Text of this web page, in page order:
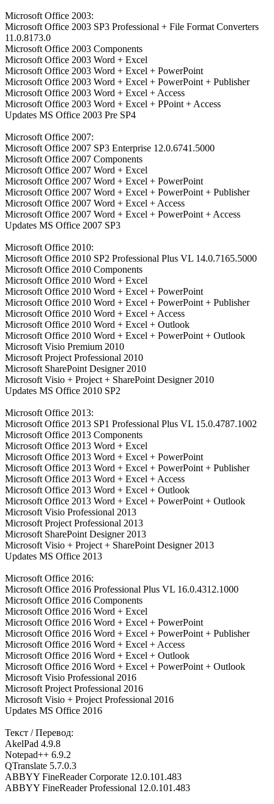
Microsoft Office 2003:
Microsoft Office 2003 SP3 Professional + File Format Converters
11.0.8173.0
Microsoft Office 2003 Components
Microsoft Office 2003 Word + Excel
Microsoft Office 2003 Word + Excel + PowerPoint
Microsoft Office 2003 Word + Excel + PowerPoint + Publisher
Microsoft Office 2003 Word + Excel + Access
Microsoft Office 2003 Word + Excel + PPoint + Access
Updates MS Office 2003 Pre SP4
Microsoft Office 2007:
Microsoft Office 2007 SP3 Enterprise 12.0.6741.5000
Microsoft Office 2007 Components
Microsoft Office 2007 Word + Excel
Microsoft Office 2007 Word + Excel + PowerPoint
Microsoft Office 2007 Word + Excel + PowerPoint + Publisher
Microsoft Office 2007 Word + Excel + Access
Microsoft Office 2007 Word + Excel + PowerPoint + Access
Updates MS Office 2007 SP3
Microsoft Office 2010:
Microsoft Office 2010 SP2 Professional Plus VL 14.0.7165.5000
Microsoft Office 2010 Components
Microsoft Office 2010 Word + Excel
Microsoft Office 2010 Word + Excel + PowerPoint
Microsoft Office 2010 Word + Excel + PowerPoint + Publisher
Microsoft Office 2010 Word + Excel + Access
Microsoft Office 2010 Word + Excel + Outlook
Microsoft Office 2010 Word + Excel + PowerPoint + Outlook
Microsoft Visio Premium 2010
Microsoft Project Professional 2010
Microsoft SharePoint Designer 2010
Microsoft Visio + Project + SharePoint Designer 2010
Updates MS Office 2010 SP2
Microsoft Office 2013:
Microsoft Office 2013 SP1 Professional Plus VL 15.0.4787.1002
Microsoft Office 2013 Components
Microsoft Office 2013 Word + Excel
Microsoft Office 2013 Word + Excel + PowerPoint
Microsoft Office 2013 Word + Excel + PowerPoint + Publisher
Microsoft Office 2013 Word + Excel + Access
Microsoft Office 2013 Word + Excel + Outlook
Microsoft Office 2013 Word + Excel + PowerPoint + Outlook
Microsoft Visio Professional 2013
Microsoft Project Professional 2013
Microsoft SharePoint Designer 2013
Microsoft Visio + Project + SharePoint Designer 2013
Updates MS Office 2013
Microsoft Office 2016:
Microsoft Office 2016 Professional Plus VL 16.0.4312.1000
Microsoft Office 2016 Components
Microsoft Office 2016 Word + Excel
Microsoft Office 2016 Word + Excel + PowerPoint
Microsoft Office 2016 Word + Excel + PowerPoint + Publisher
Microsoft Office 2016 Word + Excel + Access
Microsoft Office 2016 Word + Excel + Outlook
Microsoft Office 2016 Word + Excel + PowerPoint + Outlook
Microsoft Visio Professional 2016
Microsoft Project Professional 2016
Microsoft Visio + Project Professional 2016
Updates MS Office 2016
Текст / Перевод:
AkelPad 4.9.8
Notepad++ 6.9.2
QTranslate 5.7.0.3
ABBYY FineReader Corporate 12.0.101.483
ABBYY FineReader Professional 12.0.101.483